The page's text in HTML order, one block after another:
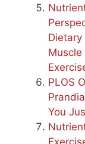
PLOS
You